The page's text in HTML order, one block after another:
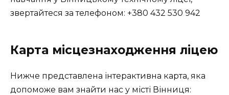
звертайтеся за телефоном: +380 432 530 942
Карта місцезнаходження ліцею
Нижче представлена інтерактивна карта, яка
допоможе вам знайти нас у місті Вінниця: